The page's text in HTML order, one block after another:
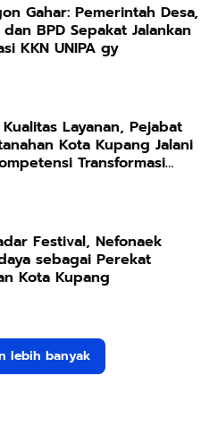
Gahar: Pemerintah Desa,
BPD Sepakat Jalankan
KKN UNIPA gy
Layanan, Pejabat
Kota Kupang Jalani
Transformasi
Festival, Nefonaek
sebagai Perekat
Kota Kupang
lebih banyak